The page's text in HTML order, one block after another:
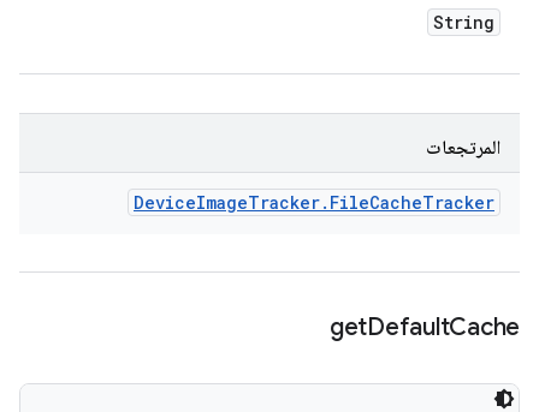
String
المرتجعات
DeviceImageTracker. FileCacheTracker
getDefaultCache